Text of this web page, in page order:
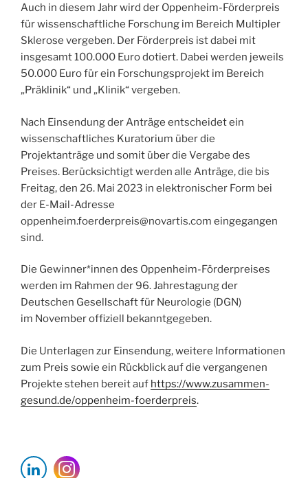
Auch in diesem Jahr wird der Oppenheim-Förderpreis
für wissenschaftliche Forschung im Bereich Multipler
Sklerose vergeben. Der Förderpreis ist dabei mit
insgesamt 100.000 Euro dotiert. Dabei werden jeweils
50.000 Euro für ein Forschungsprojekt im Bereich
„Präklinik“ und „Klinik“ vergeben.
Nach Einsendung der Anträge entscheidet ein
wissenschaftliches Kuratorium über die
Projektanträge und somit über die Vergabe des
Preises. Berücksichtigt werden alle Anträge, die bis
Freitag, den 26. Mai 2023 in elektronischer Form bei
der E-Mail-Adresse
oppenheim.foerderpreis@novartis.com eingegangen
sind.
Die Gewinner*innen des Oppenheim-Förderpreises
werden im Rahmen der 96. Jahrestagung der
Deutschen Gesellschaft für Neurologie (DGN)
im November offiziell bekanntgegeben.
Die Unterlagen zur Einsendung, weitere Informationen
zum Preis sowie ein Rückblick auf die vergangenen
Projekte stehen bereit auf https://www.zusammen-
gesund.de/oppenheim-foerderpreis.